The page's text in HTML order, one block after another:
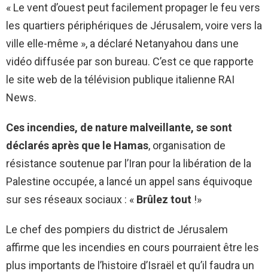
« Le vent d’ouest peut facilement propager le feu vers
les quartiers périphériques de Jérusalem, voire vers la
ville elle-même », a déclaré Netanyahou dans une
vidéo diffusée par son bureau. C’est ce que rapporte
le site web de la télévision publique italienne RAI
News.
Ces incendies, de nature malveillante, se sont
déclarés après que le Hamas, organisation de
résistance soutenue par l’Iran pour la libération de la
Palestine occupée, a lancé un appel sans équivoque
sur ses réseaux sociaux : « Brûlez tout !»
Le chef des pompiers du district de Jérusalem
affirme que les incendies en cours pourraient être les
plus importants de l’histoire d’Israël et qu’il faudra un